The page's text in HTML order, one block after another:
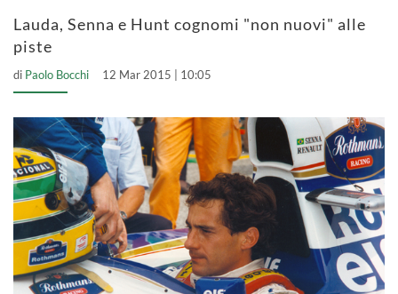
Lauda, Senna e Hunt cognomi "non nuovi" alle
piste
di Paolo Bocchi 12 Mar 2015 | 10:05